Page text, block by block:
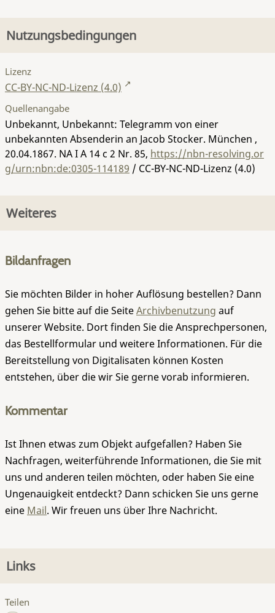
Nutzungsbedingungen
Lizenz
CC-BY-NC-ND-Lizenz (4.0)
Quellenangabe
Unbekannt, Unbekannt: Telegramm von einer
unbekannten Absenderin an Jacob Stocker. München ,
20.04.1867. NA I A 14 c 2 Nr. 85, https://nbn-resolving.or
g/urn:nbn:de:0305-114189 / CC-BY-NC-ND-Lizenz (4.0)
Weiteres
Bildanfragen
Sie möchten Bilder in hoher Auflösung bestellen? Dann
gehen Sie bitte auf die SeiteArchivbenutzung auf
unserer Website. Dort finden Sie die Ansprechpersonen,
das Bestellformular und weitere Informationen. Für die
Bereitstellung von Digitalisaten können Kosten
entstehen, über die wir Sie gerne vorab informieren.
Kommentar
Ist Ihnen etwas zum Objekt aufgefallen? Haben Sie
Nachfragen, weiterführende Informationen, die Sie mit
uns und anderen teilen möchten, oder haben Sie eine
Ungenauigkeit entdeckt? Dann schicken Sie uns gerne
eine Mail. Wir freuen uns über Ihre Nachricht.
Links
Teilen